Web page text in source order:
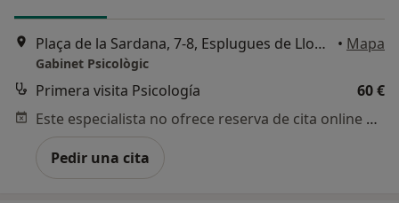
Plaça de la Sardana, 7-8, Esplugues de Llobregat • Mapa
Gabinet Psicològic
Primera visita Psicología
60 €
Este especialista no ofrece reserva de cita online en esta dirección.
Pedir una cita